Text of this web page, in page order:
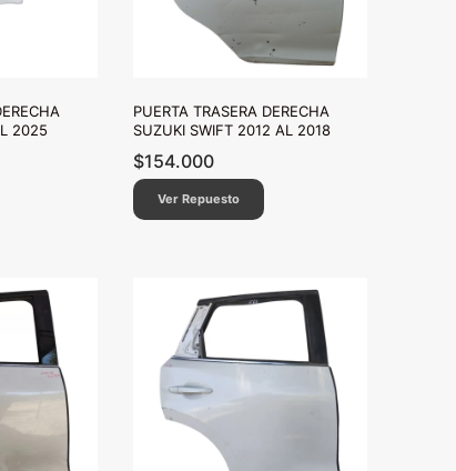
2025
PUERTA TRASERA DERECHA
SUZUKI SWIFT 2012 AL 2018
$154.000
Ver Repuesto